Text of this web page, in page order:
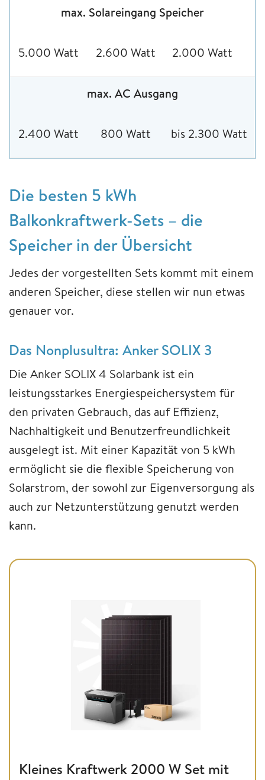
max. Solareingang Speicher
5.000 Watt 2.600 Watt 2.000 Watt
max. AC Ausgang
2.400 Watt 800 Watt bis 2.300 Watt
Die besten 5 kWh
Balkonkraftwerk-Sets – die
Speicher in der Übersicht
Jedes der vorgestellten Sets kommt mit einem
anderen Speicher, diese stellen wir nun etwas
genauer vor.
Das Nonplusultra: Anker SOLIX 3
Die Anker SOLIX 4 Solarbank ist ein
leistungsstarkes Energiespeichersystem für
den privaten Gebrauch, das auf Effizienz,
Nachhaltigkeit und Benutzerfreundlichkeit
ausgelegt ist. Mit einer Kapazität von 5 kWh
ermöglicht sie die flexible Speicherung von
Solarstrom, der sowohl zur Eigenversorgung als
auch zur Netzunterstützung genutzt werden
kann.
Kleines Kraftwerk 2000 W Set mit